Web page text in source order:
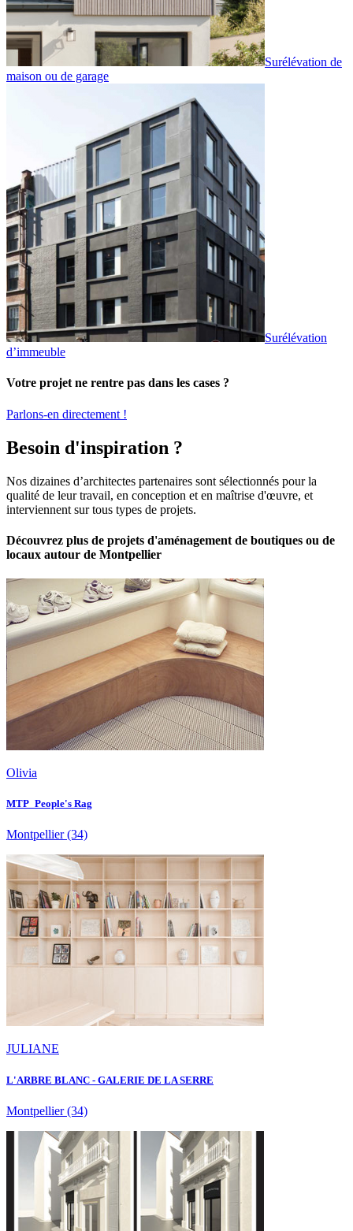
Surélévation de
maison ou de garage
Surélévation
d’immeuble
Votre projet ne rentre pas dans les cases ?
Parlons-en directement !
Besoin d'inspiration ?
Nos dizaines d’architectes partenaires sont sélectionnés pour la
qualité de leur travail, en conception et en maîtrise d'œuvre, et
interviennent sur tous types de projets.
Découvrez plus de projets d'aménagement de boutiques ou de
locaux autour de Montpellier
Olivia
MTP_People's Rag
Montpellier(34)
JULIANE
L'ARBRE BLANC - GALERIE DE LA SERRE
Montpellier(34)